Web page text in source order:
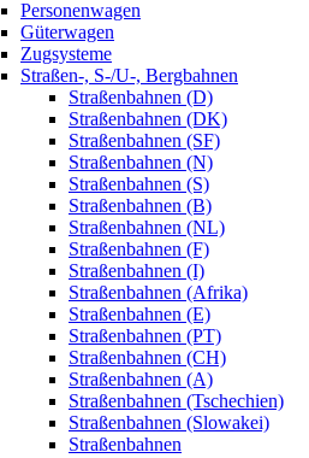
Personenwagen
Güterwagen
Zugsysteme
Straßen-, S-/U-, Bergbahnen
Straßenbahnen (D)
Straßenbahnen (DK)
Straßenbahnen (SF)
Straßenbahnen (N)
Straßenbahnen (S)
Straßenbahnen (B)
Straßenbahnen (NL)
Straßenbahnen (F)
Straßenbahnen (I)
Straßenbahnen (Afrika)
Straßenbahnen (E)
Straßenbahnen (PT)
Straßenbahnen (CH)
Straßenbahnen (A)
Straßenbahnen (Tschechien)
Straßenbahnen (Slowakei)
Straßenbahnen